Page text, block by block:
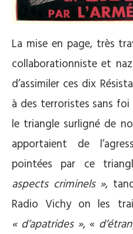
La mise en page, très
collaborationniste et
d’assimiler ces dix
à des terroristes sans
le triangle surligné de
apportaient de
pointées par ce
aspects criminels »,
Radio Vichy on les
« d’apatrides », «